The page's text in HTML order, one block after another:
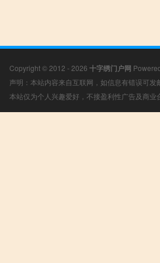
Copyright © 2012 - 2026 十字绣门户网
声明：本站内容来自互联网，如信息有错误可
本站仅为个人兴趣爱好，不接盈利性广告及商业